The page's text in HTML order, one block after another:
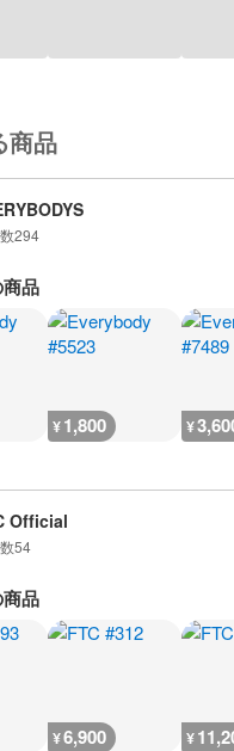
商品
294
品
¥1,800 ¥
Official
54
品
¥6,900 ¥